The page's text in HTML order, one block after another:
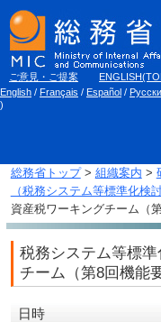
ご意見・ご提案
English / Français / Español /
)
総務省トップ> 組織案内 >
（税務システム等標準化検討
資産税ワーキングチーム（
税務システム等標
チーム（第8回機能
日時